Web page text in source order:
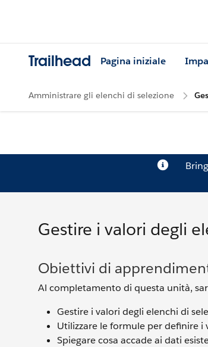
Trailhead Pagina iniziale
Amministrare gli elenchi di selezione
Gestire i valori degli
Obiettivi di
Al completamento di questa unità,
Gestire i valori degli elenchi di
Utilizzare le formule per definire
Spiegare cosa accade ai dati